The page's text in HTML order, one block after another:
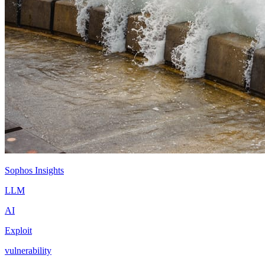
Sophos Insights
LLM
AI
Exploit
vulnerability